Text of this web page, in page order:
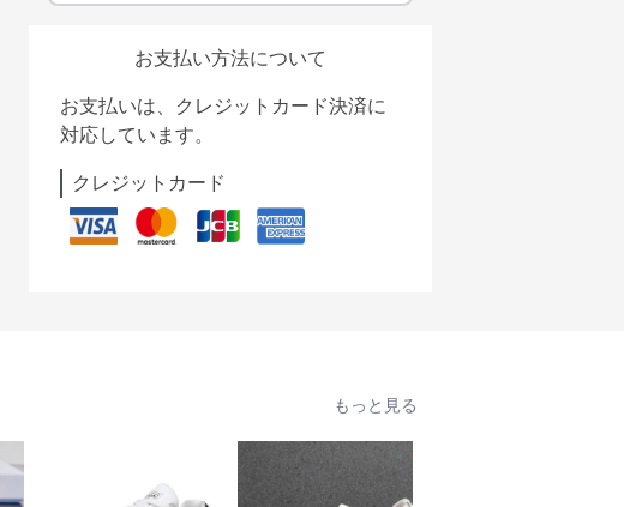
お支払い方法について
お支払いは、クレジットカード決済に
対応しています。
クレジットカード
もっと見る